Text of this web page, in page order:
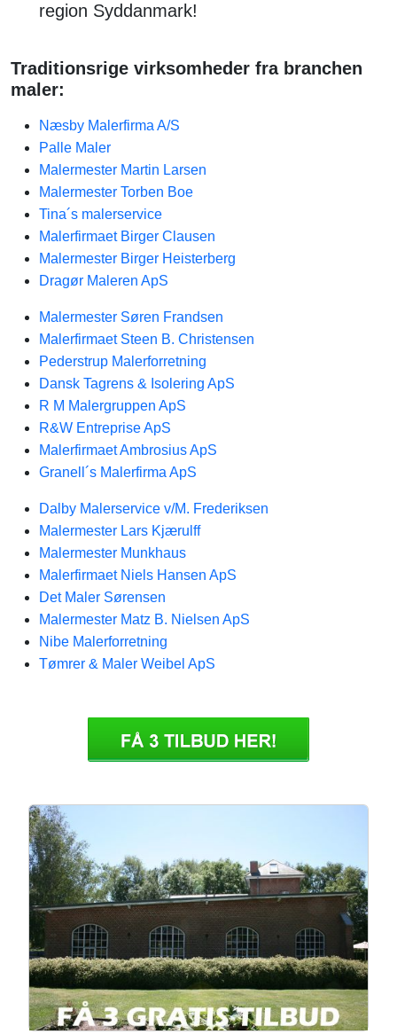
region Syddanmark!
Traditionsrige virksomheder fra branchen
maler:
Næsby Malerfirma A/S
Palle Maler
Malermester Martin Larsen
Malermester Torben Boe
Tina´s malerservice
Malerfirmaet Birger Clausen
Malermester Birger Heisterberg
Dragør Maleren ApS
Malermester Søren Frandsen
Malerfirmaet Steen B. Christensen
Pederstrup Malerforretning
Dansk Tagrens & Isolering ApS
R M Malergruppen ApS
R&W Entreprise ApS
Malerfirmaet Ambrosius ApS
Granell´s Malerfirma ApS
Dalby Malerservice v/M. Frederiksen
Malermester Lars Kjærulff
Malermester Munkhaus
Malerfirmaet Niels Hansen ApS
Det Maler Sørensen
Malermester Matz B. Nielsen ApS
Nibe Malerforretning
Tømrer & Maler Weibel ApS